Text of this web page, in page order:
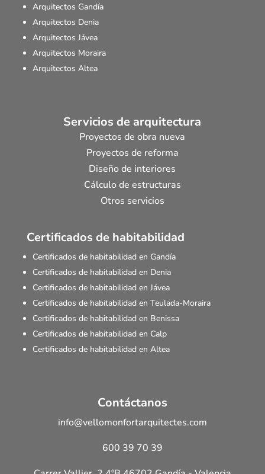
Arquitectos Gandía
Arquitectos Denia
Arquitectos Jávea
Arquitectos Moraira
Arquitectos Altea
Servicios de arquitectura
Proyectos de obra nueva
Proyectos de reforma
Diseño de interiores
Cálculo de estructuras
Otros servicios
Certificados de habitabilidad
Certificados de habitabilidad en Gandía
Certificados de habitabilidad en Denia
Certificados de habitabilidad en Jávea
Certificados de habitabilidad en Teulada-Moraira
Certificados de habitabilidad en Benissa
Certificados de habitabilidad en Calp
Certificados de habitabilidad en Altea
Contáctanos
info@vellomonfortarquitectes.com
600 39 70 39